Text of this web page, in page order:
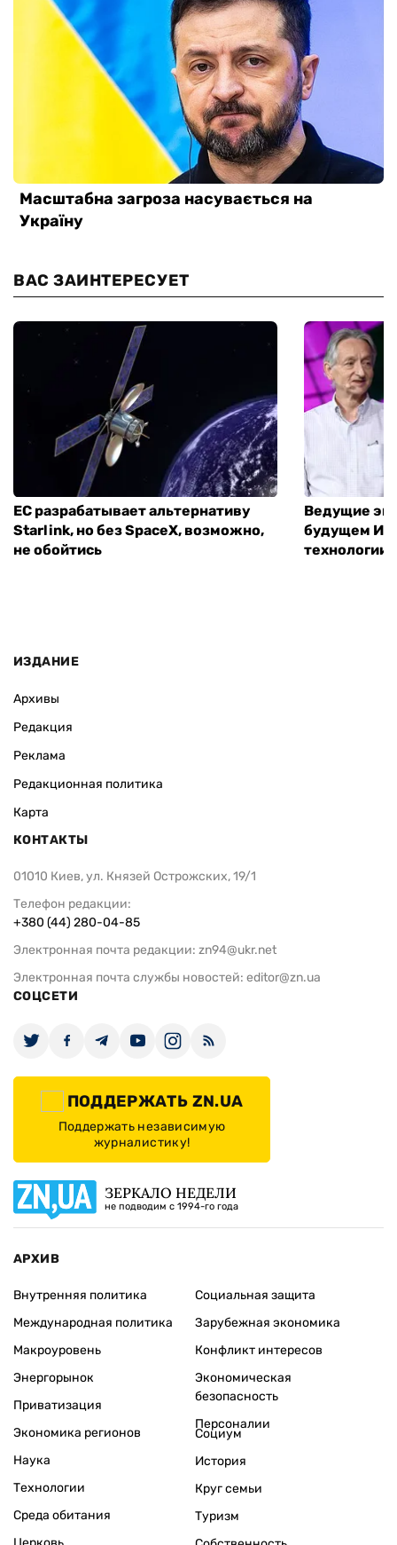
ВАС ЗАИНТЕРЕСУЕТ
ЕС разрабатывает альтернативу
Starlink, но без SpaceX, возможно,
не обойтись
Ведущие
будущем
технологии
ИЗДАНИЕ
Архивы
Редакция
Реклама
Редакционная политика
Карта
КОНТАКТЫ
01010 Киев, ул. Князей Острожских, 19/1
Телефон редакции:
+380 (44) 280-04-85
Электронная почта редакции: zn94@ukr.net
Электронная почта службы новостей: editor@zn.ua
СОЦСЕТИ
ПОДДЕРЖАТЬ ZN.UA
Поддержать независимую
журналистику!
ЗЕРКАЛО НЕДЕЛИ
не подводим с 1994-го года
АРХИВ
Внутренняя политика
Международная политика
Макроуровень
Энергорынок
Приватизация
Экономика регионов
Социальная защита
Зарубежная экономика
Конфликт интересов
Экономическая
безопасность
Персоналии
Наука
Технологии
Среда обитания
Социум
История
Круг семьи
Туризм